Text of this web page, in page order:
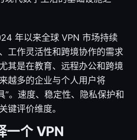
年以来全球 VPN 市场持续
工作灵活性和跨境协作的需求
其是在教育、远程办公和跨境
越多的企业与个人用户将
”。速度、稳定性、隐私保护和
键评价维度。
一个 VPN